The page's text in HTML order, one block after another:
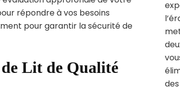
répondre à vos besoins
pour garantir la sécurité de
de Lit de Qualité